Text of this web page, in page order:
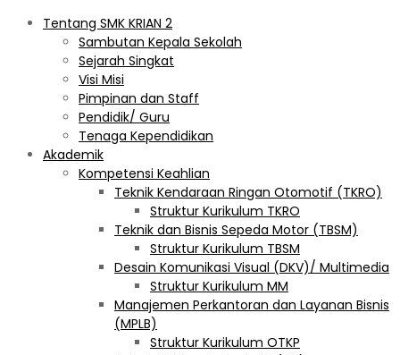
Tentang SMK KRIAN 2
Sambutan Kepala Sekolah
Sejarah Singkat
Visi Misi
Pimpinan dan Staff
Pendidik/ Guru
Tenaga Kependidikan
Akademik
Kompetensi Keahlian
Teknik Kendaraan Ringan Otomotif (TKRO)
Struktur Kurikulum TKRO
Teknik dan Bisnis Sepeda Motor (TBSM)
Struktur Kurikulum TBSM
Desain Komunikasi Visual (DKV)/ Multimedia
Struktur Kurikulum MM
Manajemen Perkantoran dan Layanan Bisnis
(MPLB)
Struktur Kurikulum OTKP